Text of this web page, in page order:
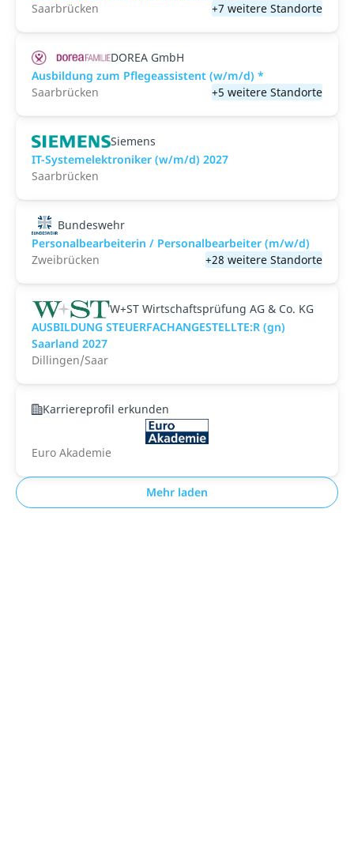
Saarbrücken
+7 weitere Standorte
DOREA GmbH
Ausbildung zum Pflegeassistent (w/m/d) *
Saarbrücken
+5 weitere Standorte
Siemens
IT-Systemelektroniker (w/m/d) 2027
Saarbrücken
Bundeswehr
Personalbearbeiterin / Personalbearbeiter (m/w/d)
Zweibrücken
+28 weitere Standorte
W+ST Wirtschaftsprüfung AG & Co. KG
AUSBILDUNG STEUERFACHANGESTELLTE:R (gn)
Saarland 2027
Dillingen/Saar
Karriereprofil erkunden
Euro Akademie
Mehr laden